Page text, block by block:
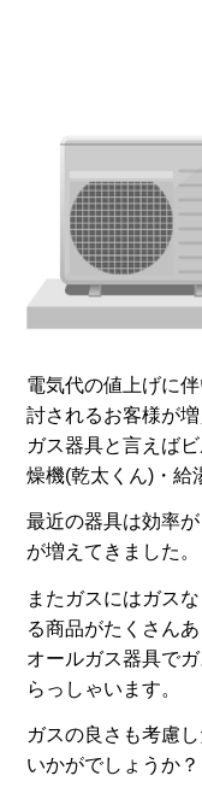
電気代の値上げに
討されるお客様が増
ガス器具と言えば
燥機(乾太くん)・ 給
最近の器具は効率
が増えてきました。
またガスにはガス
る商品がたくさんあ
オールガス器具で
らっしゃいます。
ガスの良さも考慮
いかがでしょうか？